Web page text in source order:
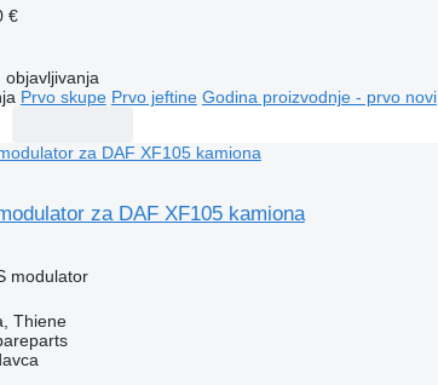
€
objavljivanja
Prvo skupe Prvo jeftine Godina proizvodnje - prvo novi
za DAF XF105 kamiona
modulator
Thiene